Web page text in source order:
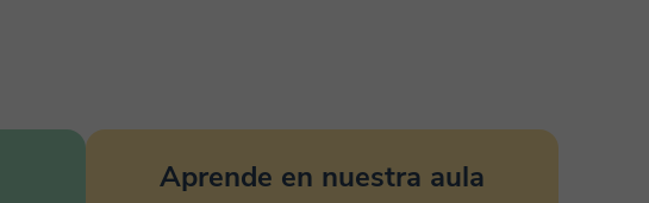
Aprende en nuestra aula